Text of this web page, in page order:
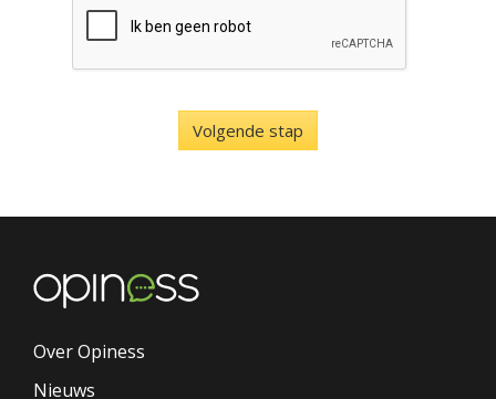
Over Opiness
Nieuws